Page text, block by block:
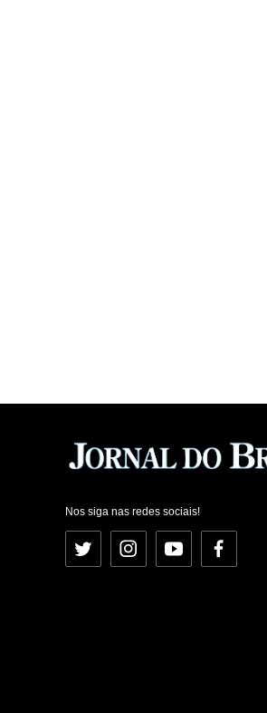
Nos siga nas redes sociais!
Twitter InstagramYouTubeFacebook